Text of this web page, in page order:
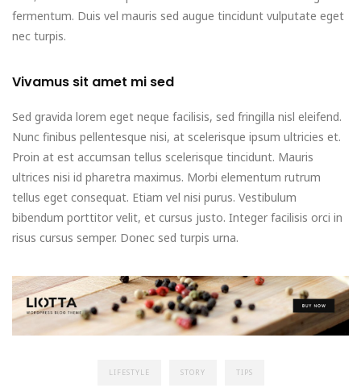
fermentum. Duis vel mauris sed augue tincidunt vulputate eget
nec turpis.
Vivamus sit amet mi sed
Sed gravida lorem eget neque facilisis, sed fringilla nisl eleifend.
Nunc finibus pellentesque nisi, at scelerisque ipsum ultricies et.
Proin at est accumsan tellus scelerisque tincidunt. Mauris
ultrices nisi id pharetra maximus. Morbi elementum rutrum
tellus eget consequat. Etiam vel nisi purus. Vestibulum
bibendum porttitor velit, et cursus justo. Integer facilisis orci in
risus cursus semper. Donec sed turpis urna.
LIFESTYLE STORY TIPS